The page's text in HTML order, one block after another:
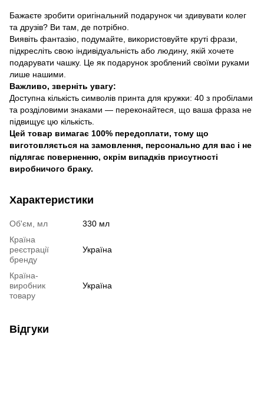
Бажаєте зробити оригінальний подарунок чи здивувати колег
та друзів? Ви там, де потрібно.
Виявіть фантазію, подумайте, використовуйте круті фрази,
підкресліть свою індивідуальність або людину, якій хочете
подарувати чашку. Це як подарунок зроблений своїми руками
лише нашими.
Важливо, зверніть увагу:
Доступна кількість символів принта для кружки: 40 з пробілами
та розділовими знаками — переконайтеся, що ваша фраза не
підвищує цю кількість.
Цей товар вимагає 100% передоплати, тому що
виготовляється на замовлення, персонально для вас і не
підлягає поверненню, окрім випадків присутності
виробничого браку.
Характеристики
Об'єм, мл
330 мл
Країна
реєстрації
бренду
Україна
Країна-
виробник
товару
Україна
Відгуки